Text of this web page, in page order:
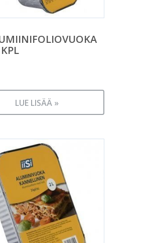
LUE LISÄÄ »